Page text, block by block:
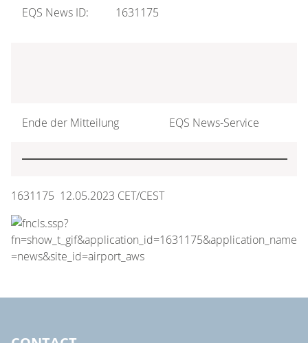
EQS News ID: 1631175
Ende der Mitteilung EQS News-Service
1631175 12.05.2023 CET/CEST